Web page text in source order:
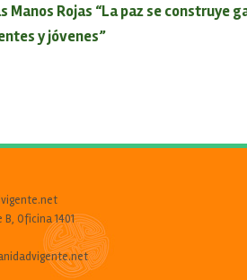
Manos Rojas “La paz se construye
y jóvenes”
Oficina 1401